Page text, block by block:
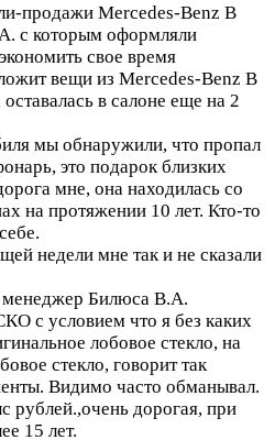
продажи Merсedes-Benz B
с которым оформляли
свое время
вещи из Merсedes-Benz B
в салоне еще на 2
мы обнаружили, что пропал
это подарок близких
мне, она находилась со
на протяжении 10 лет. Кто-то
недели мне так и не сказали
Билюса В.А.
с условием что я без каких
лобовое стекло, на
стекло, говорит так
Видимо часто обманывал.
дорогая, при
15 лет.